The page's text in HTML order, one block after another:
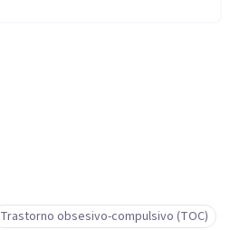
Trastorno obsesivo-compulsivo (TOC)